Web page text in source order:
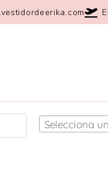
Selecciona